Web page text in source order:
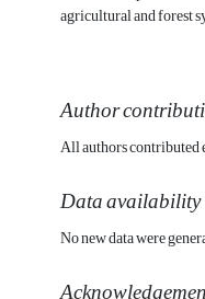
agricultural and forest
Author
All authors contributed
Data availability
No new data were